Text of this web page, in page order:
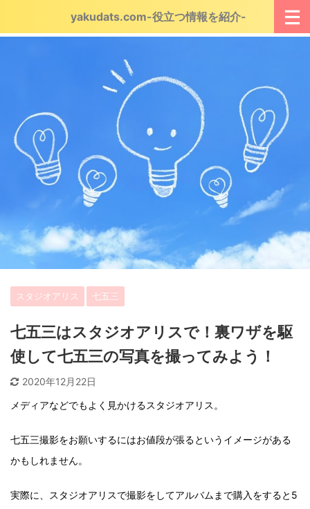
yakudats.com-役立つ情報を紹介-
スタジオアリス 七五三
七五三はスタジオアリスで！裏ワザを駆
使して七五三の写真を撮ってみよう！
2020年12月22日
メディアなどでもよく見かけるスタジオアリス。
七五三撮影をお願いするにはお値段が張るというイメージがある
かもしれません。
実際に、スタジオアリスで撮影をしてアルバムまで購入をすると5